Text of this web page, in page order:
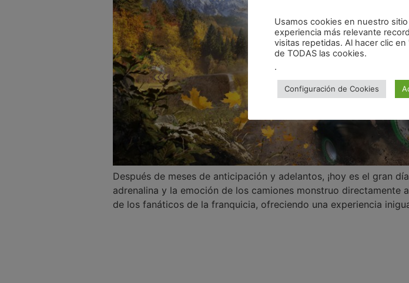
Después de meses de anticipación y adelantos, ¡hoy es el gran
adrenalina y la emoción de los camiones monstruo
de los fanáticos de la franquicia, ofreciendo una experiencia
Usamos cookies en nuestro
experiencia más relevante
visitas repetidas. Al hacer clic
de TODAS las cookies.
.
Configuración de Cookies